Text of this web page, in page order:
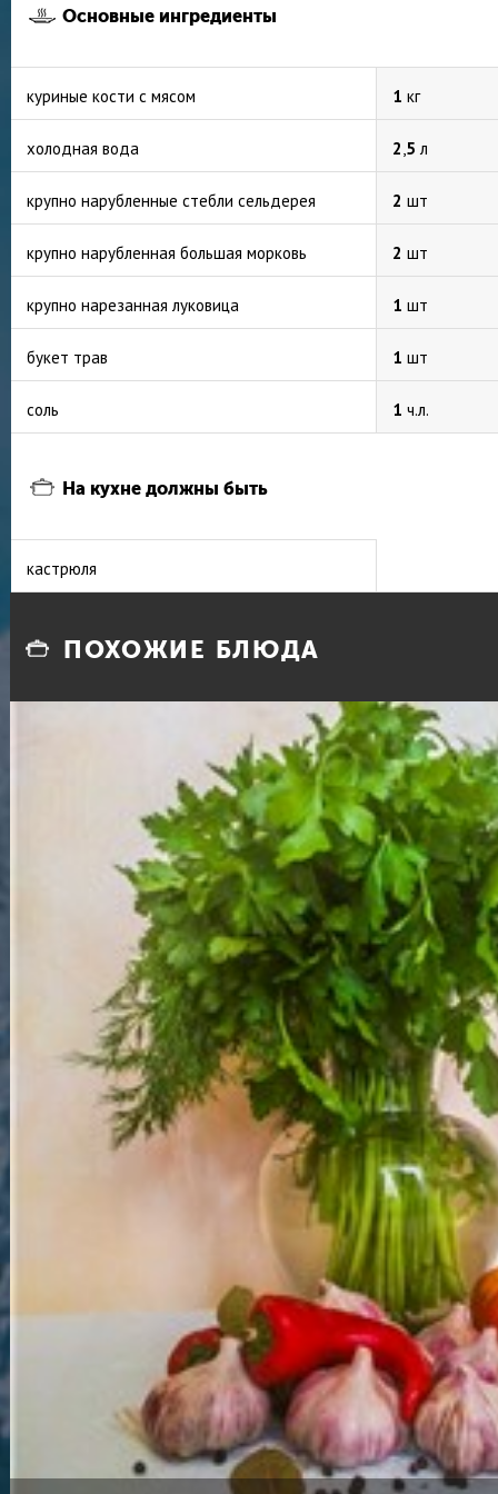
Основные ингредиенты
куриные кости с мясом 1 кг
холодная вода 2,5 л
крупно нарубленные стебли сельдерея 2 шт
крупно нарубленная большая морковь 2 шт
крупно нарезанная луковица 1 шт
букет трав 1 шт
соль 1 ч.л.
На кухне должны быть
кастрюля
ПОХОЖИЕ БЛЮДА